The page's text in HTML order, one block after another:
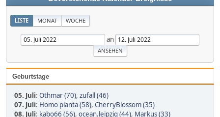
LISTE MONAT WOCHE
an
Geburtstage
05. Juli: Othmar (70), zufall (46)
07. Juli: Homo planta (58), CherryBlossom (35)
08. Juli: kabo66 (56), ocean.leipzig (44), Markus (33)